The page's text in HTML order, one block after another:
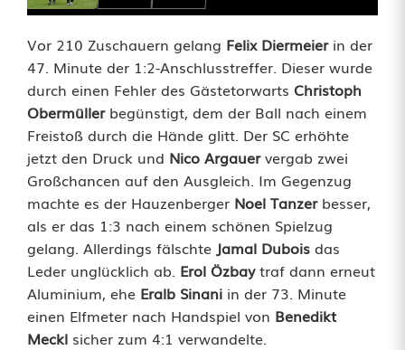
t
g
r
o
ß
e
n
E
m
o
Vor 210 Zuschauern gelang Felix Diermeier in der
47. Minute der 1:2-Anschlusstreffer. Dieser wurde
durch einen Fehler des Gästetorwarts Christoph
Obermüller begünstigt, dem der Ball nach einem
Freistoß durch die Hände glitt. Der SC erhöhte
jetzt den Druck und Nico Argauervergab zwei
Großchancen auf den Ausgleich. Im Gegenzug
machte es der Hauzenberger Noel Tanzerbesser,
als er das 1:3 nach einem schönen Spielzug
gelang. Allerdings fälschte Jamal Dubois das
Leder unglücklich ab. Erol Özbaytraf dann erneut
Aluminium, ehe Eralb Sinani in der 73. Minute
einen Elfmeter nach Handspiel von Benedikt
Meckl sicher zum 4:1 verwandelte.